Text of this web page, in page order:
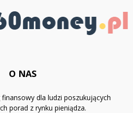
O NAS
dla ludzi poszukujących
porad z rynku pieniądza.